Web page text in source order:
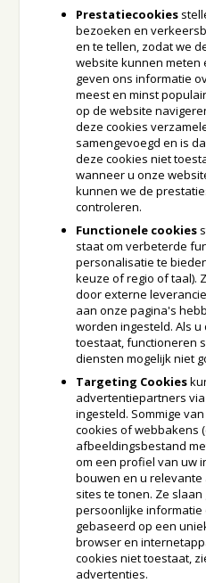
Prestatiecookies
bezoeken en
en te tellen, zodat we
website kunnen meten
geven ons informatie
meest en minst
op de website
deze cookies
samengevoegd en is
deze cookies niet
wanneer u onze
kunnen we de
controleren.
Functionele cookies
staat om verbeterde
personalisatie te
keuze of regio of taal).
door externe
aan onze pagina's
worden ingesteld. Als
toestaat, functioneren
diensten mogelijk niet
Targeting Cookies
advertentiepartners
ingesteld. Sommige
cookies of webbakens
afbeeldingsbestand
om een profiel van uw
bouwen en u
sites te tonen. Ze
persoonlijke informatie
gebaseerd op een
browser en
cookies niet toestaat,
advertenties.